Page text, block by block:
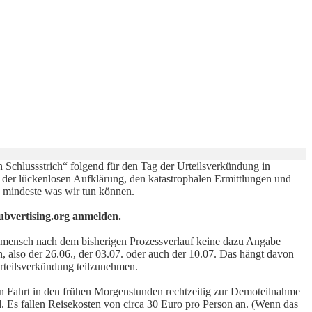
folgend für den Tag der Urteilsverkündung in
lückenlosen Aufklärung, den katastrophalen Ermittlungen und
mindeste was wir tun können.
anmelden.
nach dem bisherigen Prozessverlauf keine dazu Angabe
der 26.06., der 03.07. oder auch der 10.07. Das hängt davon
teilzunehmen.
in den frühen Morgenstunden rechtzeitig zur Demoteilnahme
fallen Reisekosten von circa 30 Euro pro Person an. (Wenn das